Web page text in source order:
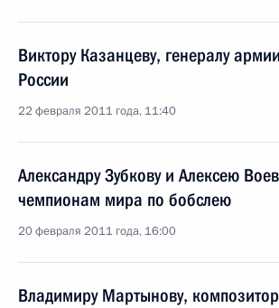
Виктору Казанцеву, генералу
России
22 февраля 2011 года, 11:40
Александру Зубкову и Алексею
чемпионам мира по бобслею
20 февраля 2011 года, 16:00
Владимиру Мартынову,